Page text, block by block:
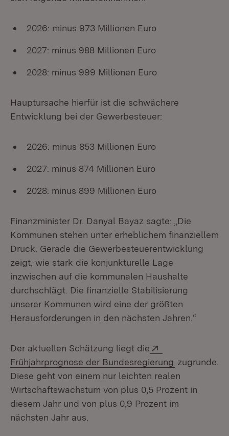
2026: minus 973 Millionen Euro
2027: minus 988 Millionen Euro
2028: minus 999 Millionen Euro
Hauptursache hierfür ist die schwächere
Entwicklung bei der Gewerbesteuer:
2026: minus 853 Millionen Euro
2027: minus 874 Millionen Euro
2028: minus 899 Millionen Euro
Finanzminister Dr. Danyal Bayaz sagte: „Die
Kommunen stehen unter erheblichem finanziellem
Druck. Gerade die Gewerbesteuerentwicklung
zeigt, wie stark die konjunkturelle Lage
inzwischen auf die kommunalen Haushalte
durchschlägt. Die finanzielle Stabilisierung
unserer Kommunen wird eine der größten
Herausforderungen in den nächsten Jahren.“
Der aktuellen Schätzung liegt die
Frühjahrprognose der Bundesregierung (Öffnet in
zugrunde.
Diese geht von einem nur leichten realen
Wirtschaftswachstum von plus 0,5 Prozent in
diesem Jahr und von plus 0,9 Prozent im
nächsten Jahr aus.